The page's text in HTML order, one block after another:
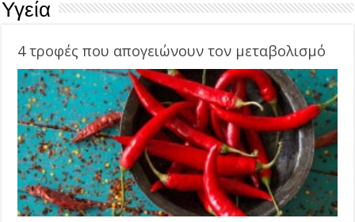
Υγεία
4 τροφές που απογειώνουν τον μεταβολισμό